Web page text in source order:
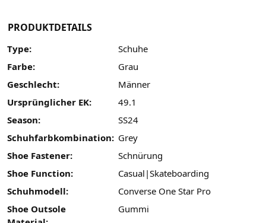
PRODUKTDETAILS
Type:
Schuhe
Farbe:
Grau
Geschlecht:
Männer
Ursprünglicher EK:
49.1
Season:
SS24
Schuhfarbkombination: Grey
Shoe Fastener:
Schnürung
Shoe Function:
Casual|Skateboarding
Schuhmodell:
Converse One Star Pro
Shoe Outsole
Gummi